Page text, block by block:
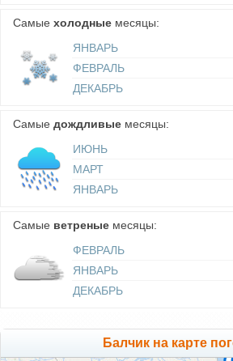
Самые холодные месяцы:
ЯНВАРЬ
ФЕВРАЛЬ
ДЕКАБРЬ
Самые дождливые месяцы:
ИЮНЬ
МАРТ
ЯНВАРЬ
Самые ветреные месяцы:
ФЕВРАЛЬ
ЯНВАРЬ
ДЕКАБРЬ
Балчик на карте